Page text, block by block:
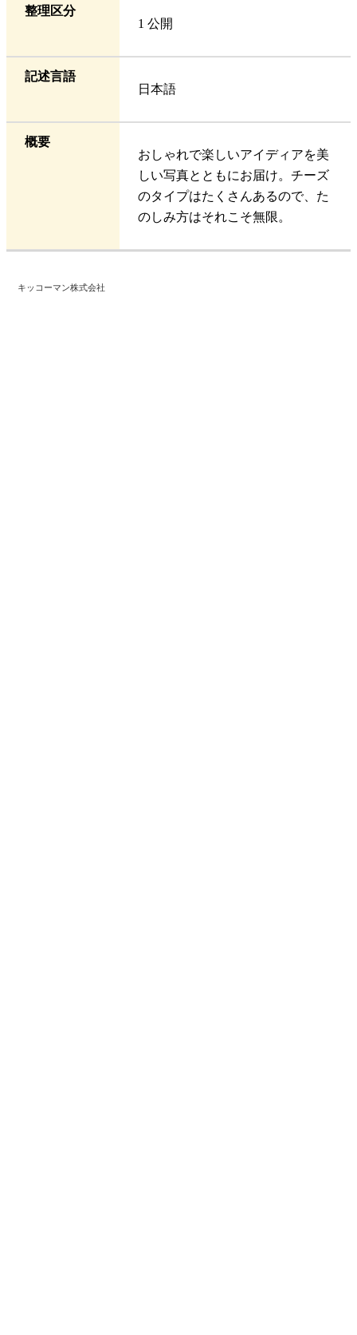
整理区分
1 公開
記述言語
日本語
概要
おしゃれで楽しいアイディアを美
しい写真とともにお届け。チーズ
のタイプはたくさんあるので、た
のしみ方はそれこそ無限。
キッコーマン株式会社